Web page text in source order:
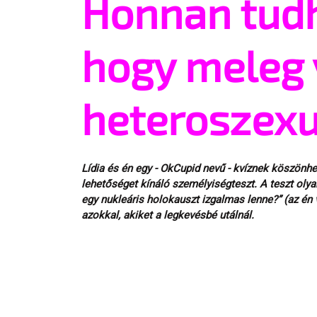
Honnan
hogy meleg
Lídia és én egy - OkCupid nevű - kvíznek
lehetőséget kínáló személyiségteszt. A teszt
egy nukleáris holokauszt izgalmas lenne?” (az
azokkal, akiket a legkevésbé utálnál.